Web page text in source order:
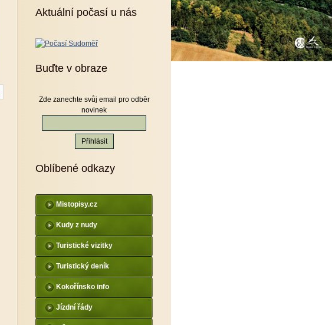
Aktuální počasí u nás
Buďte v obraze
Zde zanechte svůj email pro odběr
novinek
Oblíbené odkazy
Mistopisy.cz
Kudy z nudy
Turistické vizitky
Turistický deník
Kokořínsko info
Jízdní řády